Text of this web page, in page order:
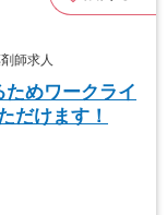
師求人
ためワークライ
だけます！